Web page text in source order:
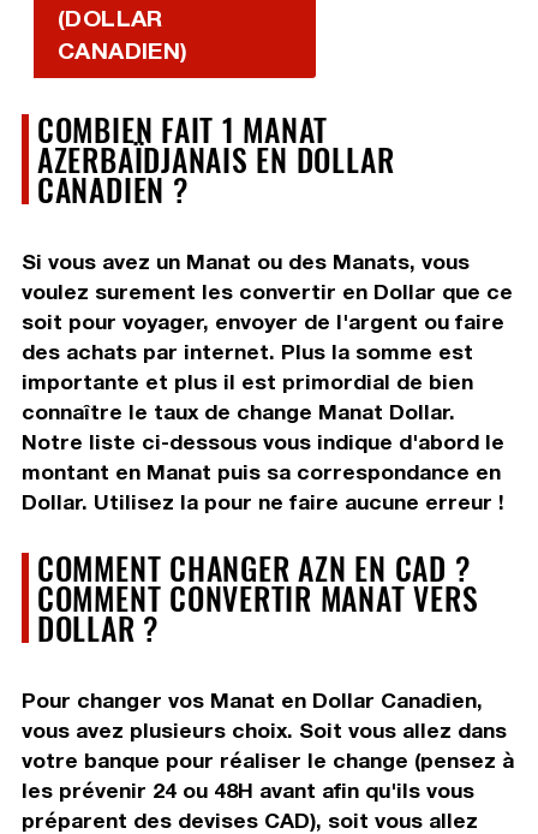
(DOLLAR
CANADIEN)
COMBIEN FAIT 1 MANAT
AZERBAÏDJANAIS EN DOLLAR
CANADIEN ?
Si vous avez un Manat ou des Manats, vous
voulez surement les convertir en Dollar que ce
soit pour voyager, envoyer de l'argent ou faire
des achats par internet. Plus la somme est
importante et plus il est primordial de bien
connaître le taux de change Manat Dollar.
Notre liste ci-dessous vous indique d'abord le
montant en Manat puis sa correspondance en
Dollar. Utilisez la pour ne faire aucune erreur !
COMMENT CHANGER AZN EN CAD ?
COMMENT CONVERTIR MANAT VERS
DOLLAR ?
Pour changer vos Manat en Dollar Canadien,
vous avez plusieurs choix. Soit vous allez dans
votre banque pour réaliser le change (pensez à
les prévenir 24 ou 48H avant afin qu'ils vous
préparent des devises CAD), soit vous allez